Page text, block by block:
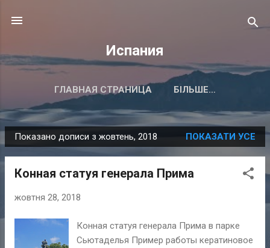
Испания
ГЛАВНАЯ СТРАНИЦА БІЛЬШЕ…
П
у
Показано дописи з жовтень, 2018 ПОКАЗАТИ УСЕ
Конная статуя генерала Прима
жовтня 28, 2018
Конная статуя генерала Прима в парке
Сьютаделья Пример работы кератиновое